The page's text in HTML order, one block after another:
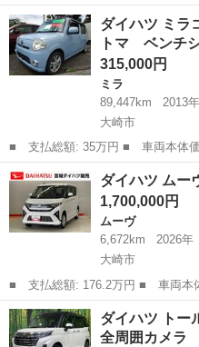
ー名： ダイハツ ■ 車種名：
ＲＳ ＳＤナビ バックカメラ
フレザー...
宮城 大崎市 タント
ダイハツ ミ
トマ ベンチ
315,000円
ミラ
89,447km
2013年
大崎市
■ 支払総額: 35万円 ■ 車両本体価格： 315,000 円 ■ メーカー
名： ダイハツ ■ 車種名： ミ
Ｌ インパネオートマ ベンチシ
ル エアコン パ...
宮城 大崎市 ミラ
ダイハツ ムー
1,700,000円
ムーヴ
6,672km
2026年
大崎市
■ 支払総額: 176.2万円 ■ 車両本体価格： 1,700,000 円 ■ メーカ
ー名： ダイハツ ■ 車種名：
気量： 660cc ■ ドア枚数： 5D
宮城 大崎市 ムーヴ
ダイハツ ト
全周囲カメ